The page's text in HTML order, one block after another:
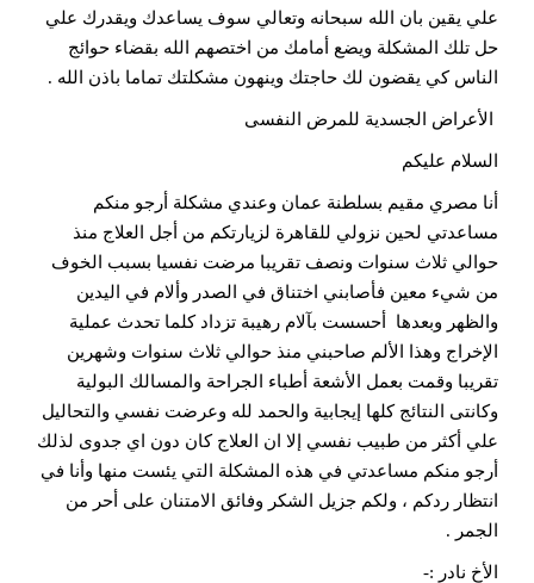
علي يقين بان الله سبحانه وتعالي سوف يساعدك ويقدرك علي
حل تلك المشكلة ويضع أمامك من اختصهم الله بقضاء حوائج
الناس كي يقضون لك حاجتك وينهون مشكلتك تماما باذن الله .
الأعراض الجسدية للمرض النفسى
السلام عليكم
أنا مصري مقيم بسلطنة عمان وعندي مشكلة أرجو منكم
مساعدتي لحين نزولي للقاهرة لزيارتكم من أجل العلاج منذ
حوالي ثلاث سنوات ونصف تقريبا مرضت نفسيا بسبب الخوف
من شيء معين فأصابني اختناق في الصدر وألام في اليدين
والظهر وبعدها أحسست بآلام رهيبة تزداد كلما تحدث عملية
الإخراج وهذا الألم صاحبني منذ حوالي ثلاث سنوات وشهرين
تقريبا وقمت بعمل الأشعة أطباء الجراحة والمسالك البولية
وكانتى النتائج كلها إيجابية والحمد لله وعرضت نفسي والتحاليل
علي أكثر من طبيب نفسي إلا ان العلاج كان دون اي جدوى لذلك
أرجو منكم مساعدتي في هذه المشكلة التي يئست منها وأنا في
انتظار ردكم ، ولكم جزيل الشكر وفائق الامتنان على أحر من
الجمر .
الأخ نادر :-